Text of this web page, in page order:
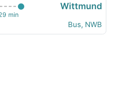
min
Wittmund
Bus, NWB